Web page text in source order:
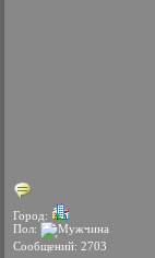
Город:
Пол:
Сообщений: 2703